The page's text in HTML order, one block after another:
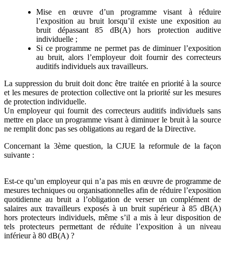
Mise en œuvre d’un programme visant à réduire
l’exposition au bruit lorsqu’il existe une exposition au
bruit dépassant 85 dB(A) hors protection auditive
individuelle ;
Si ce programme ne permet pas de diminuer l’exposition
au bruit, alors l’employeur doit fournir des correcteurs
auditifs individuels aux travailleurs.
La suppression du bruit doit donc être traitée en priorité à la source
et les mesures de protection collective ont la priorité sur les mesures
de protection individuelle.
Un employeur qui fournit des correcteurs auditifs individuels sans
mettre en place un programme visant à diminuer le bruit à la source
ne remplit donc pas ses obligations au regard de la Directive.
Concernant la 3ème question, la CJUE la reformule de la façon
suivante :
Est-ce qu’un employeur qui n’a pas mis en œuvre de programme de
mesures techniques ou organisationnelles afin de réduire l’exposition
quotidienne au bruit a l’obligation de verser un complément de
salaires aux travailleurs exposés à un bruit supérieur à 85 dB(A)
hors protecteurs individuels, même s’il a mis à leur disposition de
tels protecteurs permettant de réduite l’exposition à un niveau
inférieur à 80 dB(A) ?